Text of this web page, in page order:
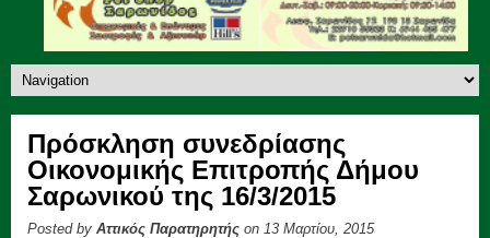
Πρόσκληση συνεδρίασης
Οικονομικής Επιτροπής Δήμου
Σαρωνικού της 16/3/2015
Posted by Αττικός Παρατηρητής on 13 Μαρτίου, 2015